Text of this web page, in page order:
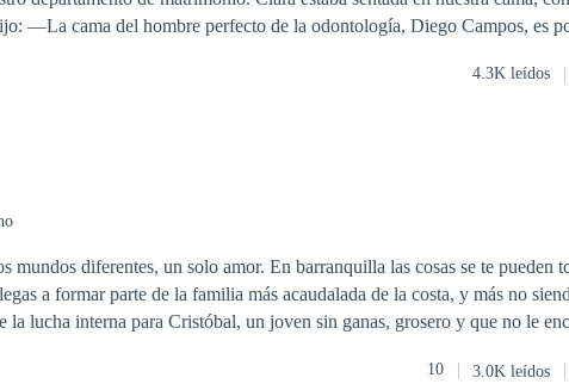
corazón.
—La cama del hombre perfecto de la odontología, Diego Campos, es
que Diego va a tener una nueva novia. Diego regresó inmediatamente,
había estado sentada. ¡Perfecto! Ya no quería esa cama, tampoco quería a
4.3K leídos
mundos diferentes, un solo amor. En barranquilla las cosas se te pueden
a formar parte de la familia más acaudalada de la costa, y más no
la lucha interna para Cristóbal, un joven sin ganas, grosero y que no le
un chico dulce y decidido. En esta historia verás lo mágico que es
10 3.0K leídos